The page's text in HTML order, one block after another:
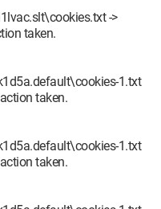
->
taken.
1.txt
taken.
1.txt
taken.